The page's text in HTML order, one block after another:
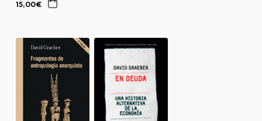
15,00€